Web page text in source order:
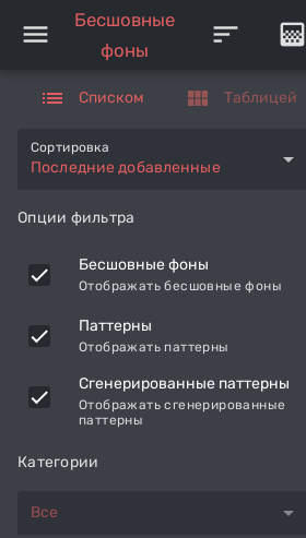
menu
Бесшовные
фоны
sort gradient
list Списком view_module Таблицей
Последние добавленные
Сортировка arrow_drop_down
Опции фильтра
Бесшовные фоны
Отображать бесшовные фоны
Паттерны
Отображать паттерны
Сгенерированные паттерны
Отображать сгенерированные
паттерны
Категории
Все arrow_drop_down